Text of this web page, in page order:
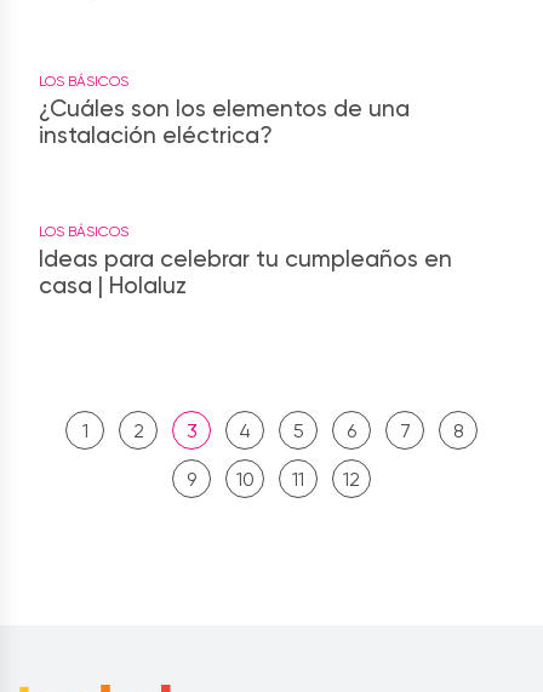
LOS BÁSICOS
¿Cuáles son los elementos de una
instalación eléctrica?
LOS BÁSICOS
Ideas para celebrar tu cumpleaños en
casa | Holaluz
1 2 3 4 5 6 7 8
9 10 11 12